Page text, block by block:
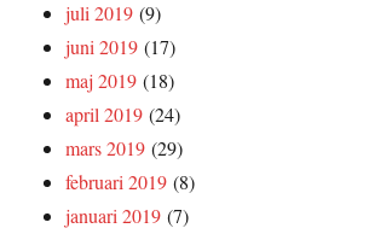
juli 2019 (9)
juni 2019 (17)
maj 2019 (18)
april 2019 (24)
mars 2019 (29)
februari 2019 (8)
januari 2019 (7)